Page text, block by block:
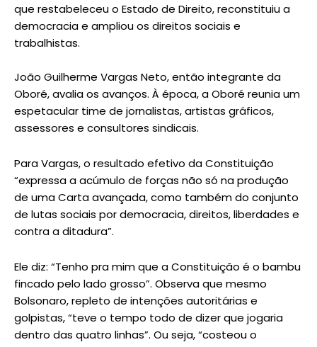
que restabeleceu o Estado de Direito, reconstituiu a
democracia e ampliou os direitos sociais e
trabalhistas.
João Guilherme Vargas Neto, então integrante da
Oboré, avalia os avanços. À época, a Oboré reunia um
espetacular time de jornalistas, artistas gráficos,
assessores e consultores sindicais.
Para Vargas, o resultado efetivo da Constituição
“expressa a acúmulo de forças não só na produção
de uma Carta avançada, como também do conjunto
de lutas sociais por democracia, direitos, liberdades e
contra a ditadura”.
Ele diz: “Tenho pra mim que a Constituição é o bambu
fincado pelo lado grosso”. Observa que mesmo
Bolsonaro, repleto de intenções autoritárias e
golpistas, “teve o tempo todo de dizer que jogaria
dentro das quatro linhas”. Ou seja, “costeou o